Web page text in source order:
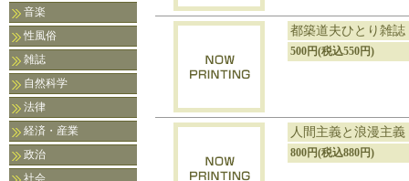
音楽
性風俗
雑誌
自然科学
法律
経済・産業
政治
社会
都築道夫ひとり雑
500円(税込550円)
人間主義と浪漫主義
800円(税込880円)